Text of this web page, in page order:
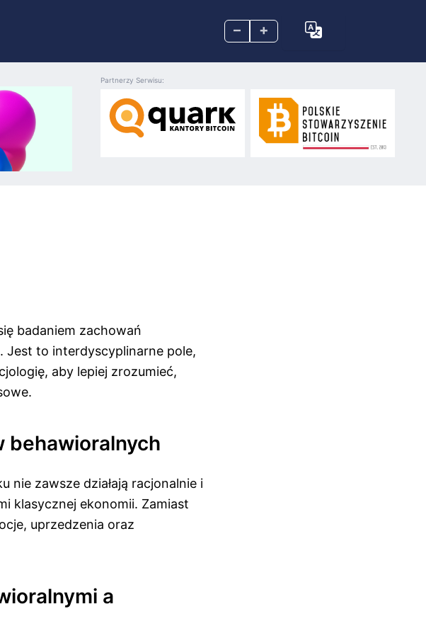
– +
Partnerzy Serwisu:
badaniem zachowań
to interdyscyplinarne pole,
aby lepiej zrozumieć,
behawioralnych
nie zawsze działają racjonalnie i
klasycznej ekonomii. Zamiast
uprzedzenia oraz
a